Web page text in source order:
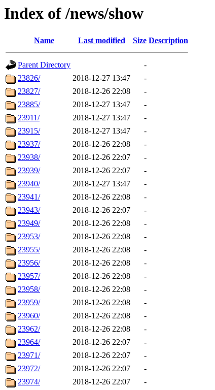
Index of /news/show
Name Last modified Size Description
Parent Directory
-
23826/
2018-12-27 13:47
-
23827/
2018-12-26 22:08
-
23885/
2018-12-27 13:47
-
23911/
2018-12-27 13:47
-
23915/
2018-12-27 13:47
-
23937/
2018-12-26 22:08
-
23938/
2018-12-26 22:07
-
23939/
2018-12-26 22:07
-
23940/
2018-12-27 13:47
-
23941/
2018-12-26 22:08
-
23943/
2018-12-26 22:07
-
23949/
2018-12-26 22:08
-
23953/
2018-12-26 22:08
-
23955/
2018-12-26 22:08
-
23956/
2018-12-26 22:08
-
23957/
2018-12-26 22:08
-
23958/
2018-12-26 22:08
-
23959/
2018-12-26 22:08
-
23960/
2018-12-26 22:08
-
23962/
2018-12-26 22:08
-
23964/
2018-12-26 22:07
-
23971/
2018-12-26 22:07
-
23972/
2018-12-26 22:07
-
23974/
2018-12-26 22:07
-